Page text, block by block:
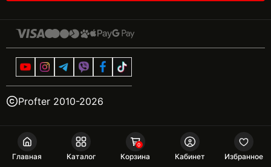
Главная Каталог Корзина
0
Кабинет Избранное
Profter 2010-2026